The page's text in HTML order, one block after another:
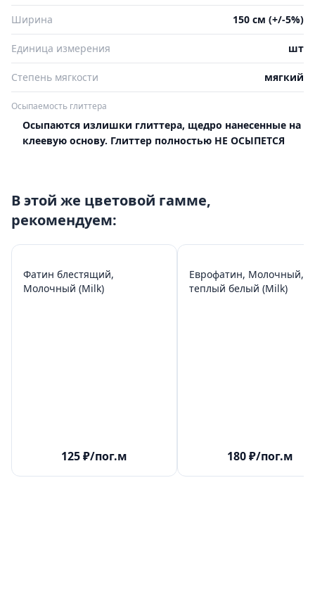
Ширина 150 см (+/-5%)
Единица измерения шт
Степень мягкости мягкий
Осыпаемость глиттера
Осыпаются излишки глиттера, щедро нанесенные на
клеевую основу. Глиттер полностью НЕ ОСЫПЕТСЯ
В этой же цветовой гамме,
рекомендуем:
Фатин блестящий,
Молочный (Milk)
125₽/пог.м
Еврофатин, Молочный,
теплый белый (Milk)
180₽/пог.м